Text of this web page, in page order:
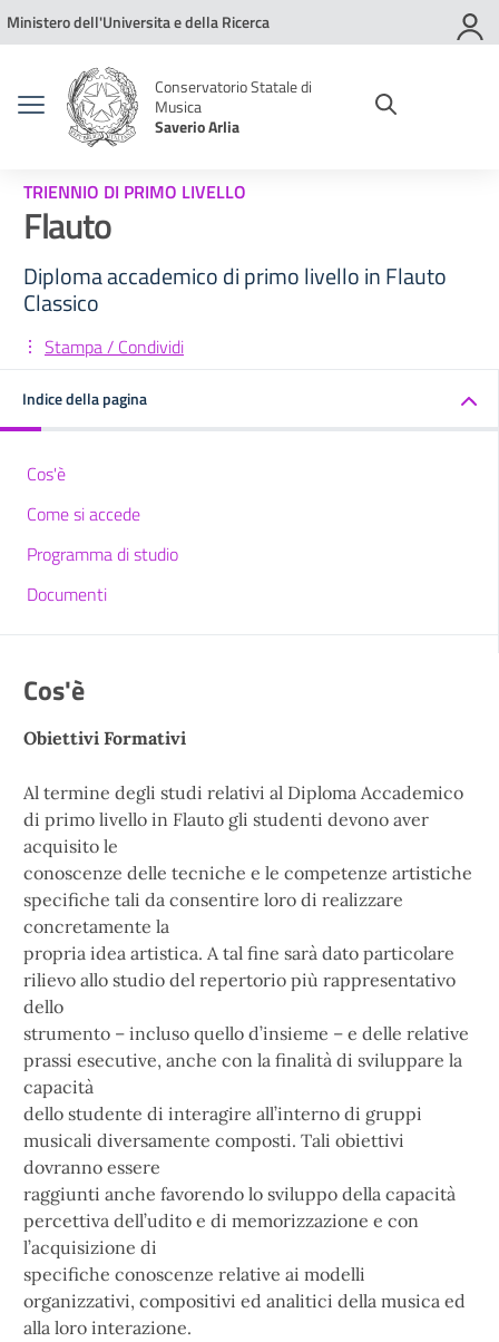
Vai ai contenuti
Vai al menu di navigazione
Vai al footer
Ministero dell'Universita e della Ricerca
Conservatorio Statale di
Musica
Saverio Arlia
TRIENNIO DI PRIMO LIVELLO
Flauto
Diploma accademico di primo livello in Flauto
Classico
Stampa / Condividi
Indice della pagina
Cos'è
Come si accede
Programma di studio
Documenti
Cos'è
Obiettivi Formativi
Al termine degli studi relativi al Diploma Accademico
di primo livello in Flauto gli studenti devono aver
acquisito le
conoscenze delle tecniche e le competenze artistiche
specifiche tali da consentire loro di realizzare
concretamente la
propria idea artistica. A tal fine sarà dato particolare
rilievo allo studio del repertorio più rappresentativo
dello
strumento – incluso quello d’insieme – e delle relative
prassi esecutive, anche con la finalità di sviluppare la
capacità
dello studente di interagire all’interno di gruppi
musicali diversamente composti. Tali obiettivi
dovranno essere
raggiunti anche favorendo lo sviluppo della capacità
percettiva dell’udito e di memorizzazione e con
l’acquisizione di
specifiche conoscenze relative ai modelli
organizzativi, compositivi ed analitici della musica ed
alla loro interazione.